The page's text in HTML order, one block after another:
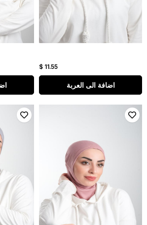
$ 11.55
اضافة الى العربة